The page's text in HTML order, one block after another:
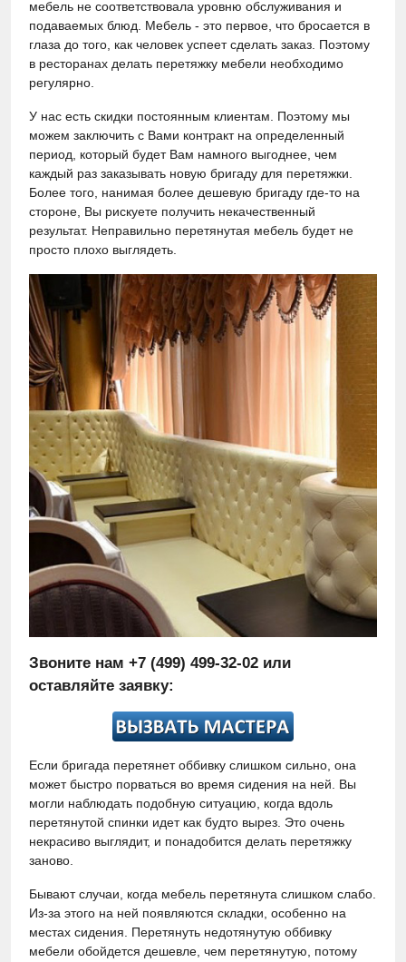
мебель не соответствовала уровню обслуживания и
подаваемых блюд. Мебель - это первое, что бросается в
глаза до того, как человек успеет сделать заказ. Поэтому
в ресторанах делать перетяжку мебели необходимо
регулярно.
У нас есть скидки постоянным клиентам. Поэтому мы
можем заключить с Вами контракт на определенный
период, который будет Вам намного выгоднее, чем
каждый раз заказывать новую бригаду для перетяжки.
Более того, нанимая более дешевую бригаду где-то на
стороне, Вы рискуете получить некачественный
результат. Неправильно перетянутая мебель будет не
просто плохо выглядеть.
Звоните нам +7 (499) 499-32-02 или
оставляйте заявку:
Если бригада перетянет оббивку слишком сильно, она
может быстро порваться во время сидения на ней. Вы
могли наблюдать подобную ситуацию, когда вдоль
перетянутой спинки идет как будто вырез. Это очень
некрасиво выглядит, и понадобится делать перетяжку
заново.
Бывают случаи, когда мебель перетянута слишком слабо.
Из-за этого на ней появляются складки, особенно на
местах сидения. Перетянуть недотянутую оббивку
мебели обойдется дешевле, чем перетянутую, потому